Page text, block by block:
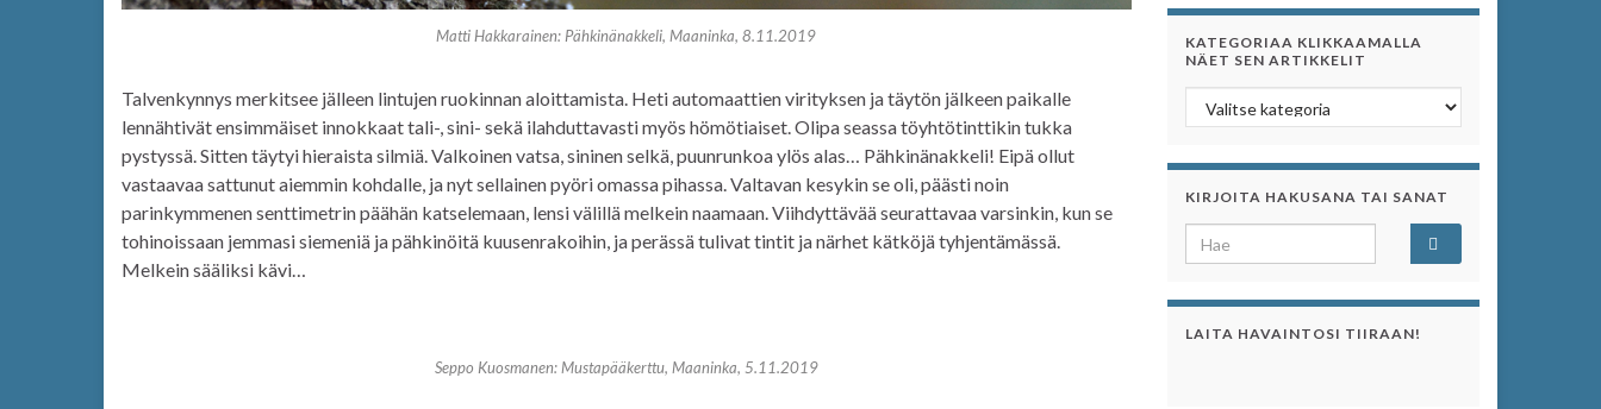
Matti Hakkarainen: Pähkinänakkeli, Maaninka, 8.11.2019
Talvenkynnys merkitsee jälleen lintujen ruokinnan aloittamista. Heti automaattien virityksen ja täytön jälkeen paikalle
lennähtivät ensimmäiset innokkaat tali-, sini- sekä ilahduttavasti myös hömötiaiset. Olipa seassa töyhtötinttikin tukka
pystyssä. Sitten täytyi hieraista silmiä. Valkoinen vatsa, sininen selkä, puunrunkoa ylös alas… Pähkinänakkeli! Eipä ollut
vastaavaa sattunut aiemmin kohdalle, ja nyt sellainen pyöri omassa pihassa. Valtavan kesykin se oli, päästi noin
parinkymmenen senttimetrin päähän katselemaan, lensi välillä melkein naamaan. Viihdyttävää seurattavaa varsinkin, kun se
tohinoissaan jemmasi siemeniä ja pähkinöitä kuusenrakoihin, ja perässä tulivat tintit ja närhet kätköjä tyhjentämässä.
Melkein sääliksi kävi…
Seppo Kuosmanen: Mustapääkerttu, Maaninka, 5.11.2019
KATEGORIAA KLIKKAAMALLA
NÄET SEN ARTIKKELIT
Kategoriaa klikkaamalla näet sen artikkelit
KIRJOITA HAKUSANA TAI SANAT
Search for:
LAITA HAVAINTOSI TIIRAAN!